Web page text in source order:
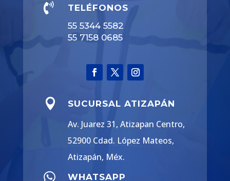

TELÉFONOS
55 5344 5582
55 7158 0685
 SUCURSAL ATIZAPÁN
Av. Juarez 31, Atizapan Centro,
52900 Cdad. López Mateos,
Atizapán, Méx.
 WHATSAPP